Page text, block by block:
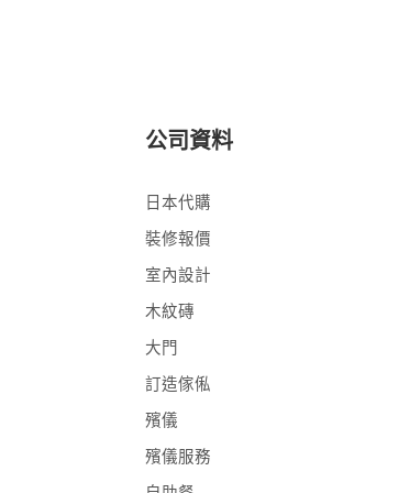
公司資料
日本代購
裝修報價
室內設計
木紋磚
大門
訂造傢俬
殯儀
殯儀服務